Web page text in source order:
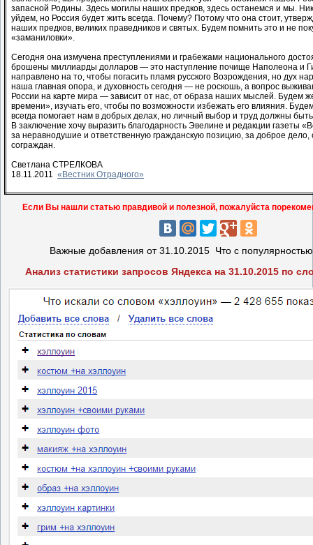
запасной Родины. Здесь могилы наших предков, здесь останемся и мы.
уйдем, но Россия будет жить всегда. Почему? Потому что она стоит,
наших предков, великих праведников и святых. Будем помнить это и не
«заманиловки».
Сегодня она измучена преступлениями и грабежами национального
брошены миллиарды долларов — это наступление почище Наполеона и
направлено на то, чтобы погасить пламя русского Возрождения, но дух
наша главная опора, и духовность сегодня — не роскошь, а вопрос
России на карте мира — зависит от нас, от образа наших мыслей. Будем
времени», изучать его, чтобы по возможности избежать его влияния.
всегда помогает нам в добрых делах, но личный выбор и труд должны
В заключение хочу выразить благодарность Эвелине и редакции газеты
за неравнодушие и ответственную гражданскую позицию, за доброе дело,
сограждан.
Светлана СТРЕЛКОВА
18.11.2011 «Вестник Отрадного»
Если Вы нашли статью правдивой и полезной, пожалуйста
Важные добавления от 31.10.2015 Что с
Анализ статистики запросов Яндекса на 31.10.2015 по